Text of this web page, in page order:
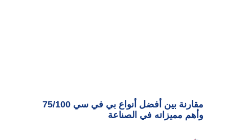
مقارنة بين أفضل أنواع بي في سي 75/100
وأهم مميزاته في الصناعة